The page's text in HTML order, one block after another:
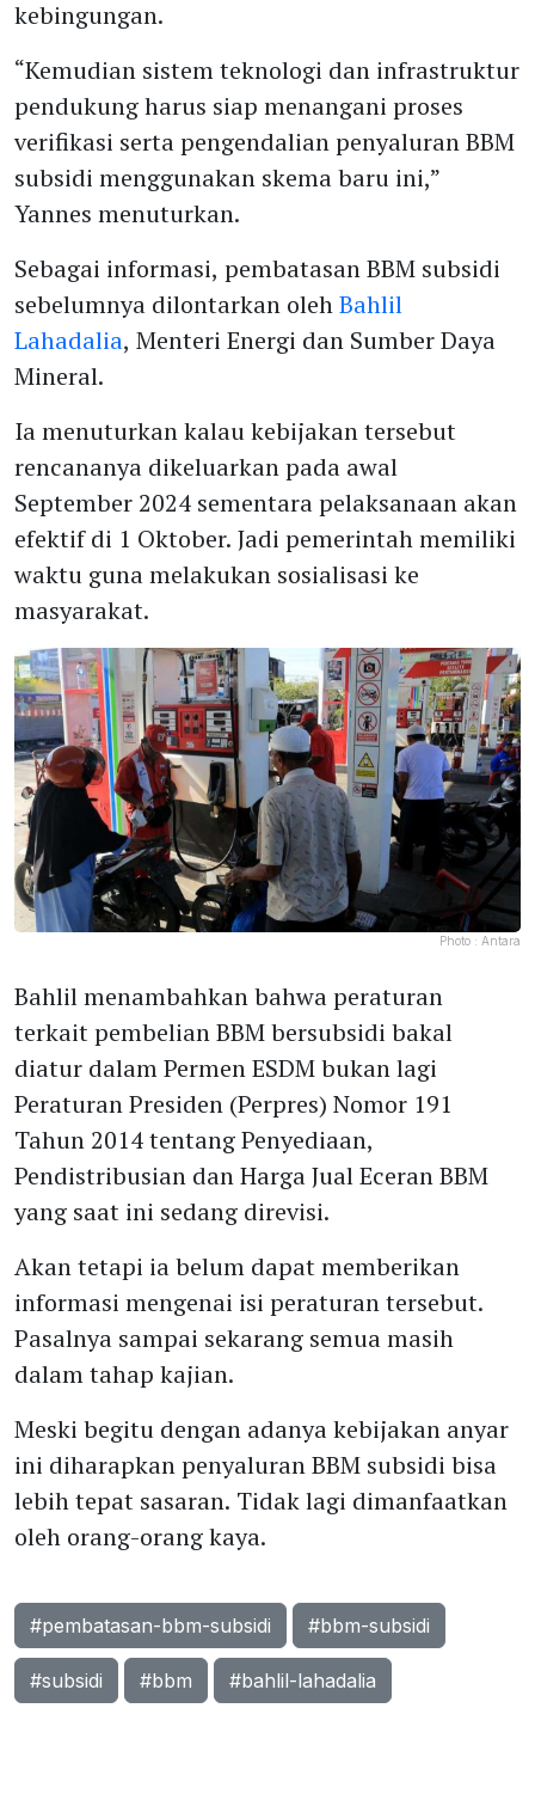
kebingungan.
“Kemudian sistem teknologi dan infrastruktur
pendukung harus siap menangani proses
verifikasi serta pengendalian penyaluran BBM
subsidi menggunakan skema baru ini,”
Yannes menuturkan.
Sebagai informasi, pembatasan BBM subsidi
sebelumnya dilontarkan olehBahlil
Lahadalia, Menteri Energi dan Sumber Daya
Mineral.
Ia menuturkan kalau kebijakan tersebut
rencananya dikeluarkan pada awal
September 2024 sementara pelaksanaan akan
efektif di 1 Oktober. Jadi pemerintah memiliki
waktu guna melakukan sosialisasi ke
masyarakat.
Photo : Antara
Bahlil menambahkan bahwa peraturan
terkait pembelian BBM bersubsidi bakal
diatur dalam Permen ESDM bukan lagi
Peraturan Presiden (Perpres) Nomor 191
Tahun 2014 tentang Penyediaan,
Pendistribusian dan Harga Jual Eceran BBM
yang saat ini sedang direvisi.
Akan tetapi ia belum dapat memberikan
informasi mengenai isi peraturan tersebut.
Pasalnya sampai sekarang semua masih
dalam tahap kajian.
Meski begitu dengan adanya kebijakan anyar
ini diharapkan penyaluran BBM subsidi bisa
lebih tepat sasaran. Tidak lagi dimanfaatkan
oleh orang-orang kaya.
#pembatasan-bbm-subsidi #bbm-subsidi
#subsidi #bbm #bahlil-lahadalia